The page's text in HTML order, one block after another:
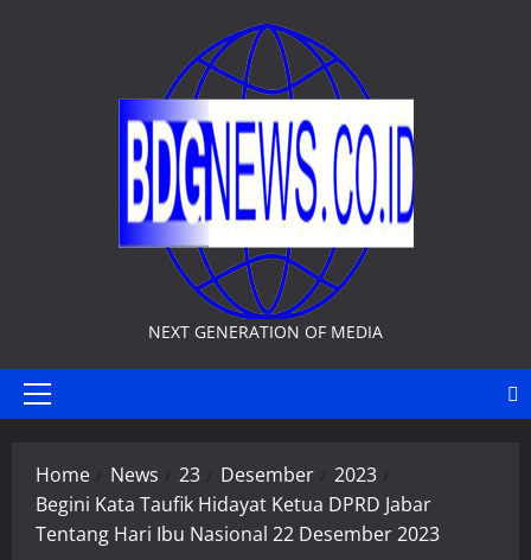
NEXT GENERATION OF MEDIA
Primary
Home News 23 Desember
2023
Begini Kata Taufik Hidayat Ketua DPRD Jabar
Tentang Hari Ibu Nasional 22 Desember 2023